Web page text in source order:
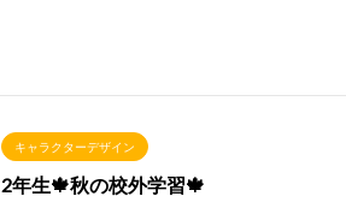
キャラクターデザイン
2年生🍁秋の校外学習🍁